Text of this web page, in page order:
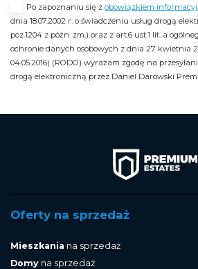
Po zapoznaniu się zobowiązkiem
dnia 18.07.2002 r. o świadczeniu usług drogą
poz.1204 z późn. zm.) oraz z art.6 ust.1 lit. a
ochronie danych osobowych z dnia 27 kwietnia
04.05.2016) (RODO) wyrażam zgodę na
drogą elektroniczną przez Daniel Darowski
Oferty na sprzedaż
Mieszkania na sprzedaż
Domy na sprzedaż